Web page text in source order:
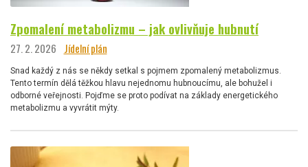
Zpomalení metabolizmu – jak ovlivňuje hubnutí
27. 2. 2026 Jídelní plán
Snad každý z nás se někdy setkal s pojmem zpomalený metabolizmus.
Tento termín dělá těžkou hlavu nejednomu hubnoucímu, ale bohužel i
odborné veřejnosti. Pojďme se proto podívat na základy energetického
metabolizmu a vyvrátit mýty.